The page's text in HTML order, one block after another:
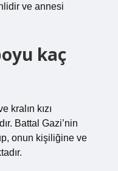
ve annesi
kaç
kralın kızı
Battal Gazi’nin
onun kişiliğine ve